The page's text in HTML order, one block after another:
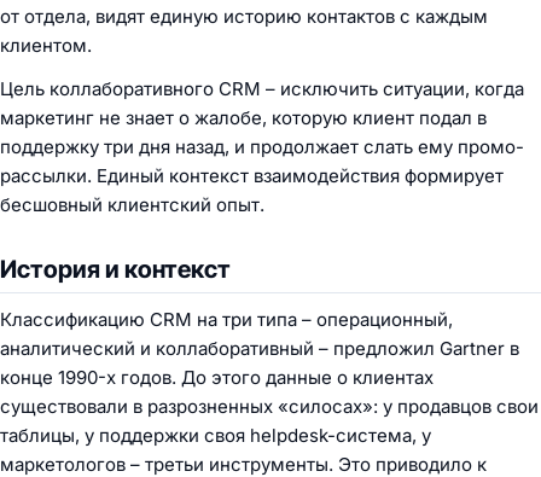
от отдела, видят единую историю контактов с каждым
клиентом.
Цель коллаборативного CRM – исключить ситуации, когда
маркетинг не знает о жалобе, которую клиент подал в
поддержку три дня назад, и продолжает слать ему промо-
рассылки. Единый контекст взаимодействия формирует
бесшовный клиентский опыт.
История и контекст
Классификацию CRM на три типа – операционный,
аналитический и коллаборативный – предложил Gartner в
конце 1990-х годов. До этого данные о клиентах
существовали в разрозненных «силосах»: у продавцов свои
таблицы, у поддержки своя helpdesk-система, у
маркетологов – третьи инструменты. Это приводило к